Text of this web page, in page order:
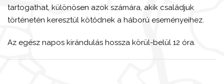
tartogathat, különösen azok számára, akik családjuk
történetén keresztül kötődnek a háború eseményeihez.
Az egész napos kirándulás hossza körül-belül 12 óra.